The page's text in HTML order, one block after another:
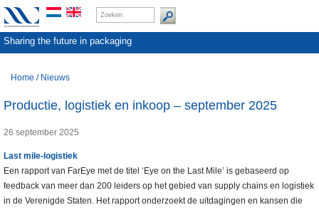
Sharing the future in packaging
Home / Nieuws
Productie, logistiek en inkoop – september 2025
26 september 2025
Last mile-logistiek
Een rapport van FarEye met de titel ‘Eye on the Last Mile’ is gebaseerd op
feedback van meer dan 200 leiders op het gebied van supply chains en logistiek
in de Verenigde Staten. Het rapport onderzoekt de uitdagingen en kansen die